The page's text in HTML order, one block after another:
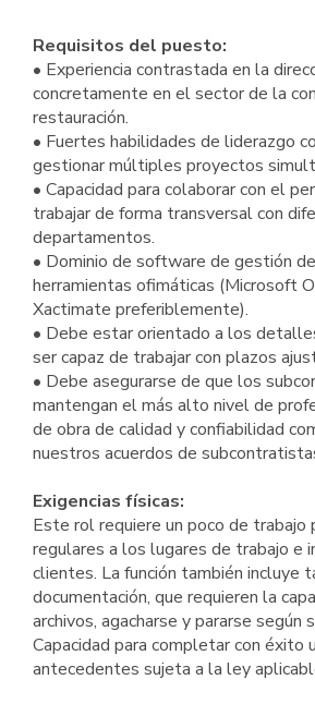
Requisitos del puesto:
• Experiencia contrastada en la
concretamente en el sector de la
restauración.
• Fuertes habilidades de liderazgo
gestionar múltiples proyectos
• Capacidad para colaborar con el
trabajar de forma transversal con
departamentos.
• Dominio de software de gestión
herramientas ofimáticas (Microsoft
Xactimate preferiblemente).
• Debe estar orientado a los
ser capaz de trabajar con plazos
• Debe asegurarse de que los
mantengan el más alto nivel de
de obra de calidad y confiabilidad
nuestros acuerdos de
Exigencias físicas:
Este rol requiere un poco de trabajo
regulares a los lugares de trabajo e
clientes. La función también incluye
documentación, que requieren la
archivos, agacharse y pararse según
Capacidad para completar con éxito
antecedentes sujeta a la ley